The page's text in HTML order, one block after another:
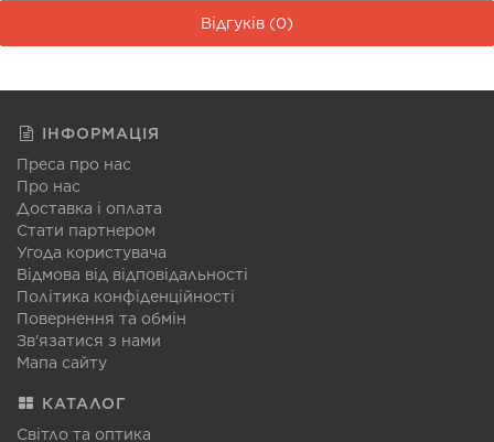
Відгуків (0)
ІНФОРМАЦІЯ
Преса про нас
Про нас
Доставка і оплата
Стати партнером
Угода користувача
Відмова від відповідальності
Політика конфіденційності
Повернення та обмін
Зв'язатися з нами
Мапа сайту
КАТАЛОГ
Світло та оптика